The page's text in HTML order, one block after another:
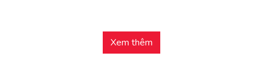
Xem thêm